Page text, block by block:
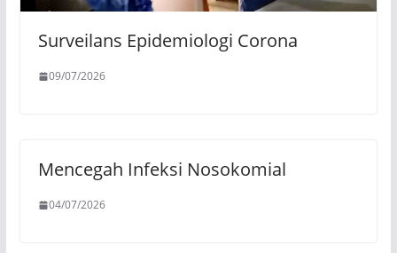
Surveilans Epidemiologi Corona
09/07/2026
Mencegah Infeksi Nosokomial
04/07/2026